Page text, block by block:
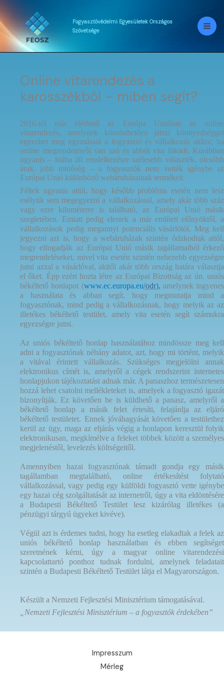
Skip
to
content
Fogyasztóvédelmi Egyesületek Országos
Szövetsége
Online vitarendezés a
karosszékből – miben segít?
2016-tól már elérhető az Európa Unióban az online
vitarendezés, amelynek köszönhetően játszi könnyedséggel
egyezhet meg egymással a fogyasztó és vállalkozás akkor, ha
online megrendelésről van szó és abból vita fakadt. Korábban
ugyanis – hiába áll rendelkezésre szélesebb választék, olcsóbb
árak, jobb minőség – a fogyasztók nem vették igénybe az
Európai Unió különböző webáruházainak termékeit.
Féltek ugyanis attól, hogy később probléma esetén nem lesz
esélyük sem megegyezni a vállalkozással, amely akár több száz
vagy ezer kilométerre is található, az Európai Unió másik
szegletében. Emiatt pedig elestek a már említett előnyöktől, a
vállalkozások pedig megannyi potenciális vásárlótól. Meg kell
jegyezni azt is, hogy a webáruházak szintén ódzkodtak attól,
hogy elfogadják az Európai Unió másik tagállamaiból érkező
megrendeléseket, mivel vita esetén szintén nehezebb egyezségre
jutni azzal a vásárlóval, akitől akár több ország határa választja
el őket. Épp ezért hozta létre az Európai Bizottság az ún. uniós
békéltető honlapot (www.ec.europa.eu/odr), amelynek ingyenes
a használata és abban segít, hogy megmutatja mind a
fogyasztónak, mind pedig a vállalkozásnak, hogy melyik az az
illetékes békéltető testület, amely vita esetén segít számukra
egyezségre jutni.
Az uniós békéltető honlap használatához mindössze meg kell
adni a fogyasztónak néhány adatot, azt, hogy mi történt, melyik
a vitával érintett vállalkozás. Szükséges megjelölni annak
elektronikus címét is, amelyről a cégek rendszerint internetes
honlapjukon tájékoztatást adnak már. A panaszhoz természetesen
hozzá lehet csatolni mellékleteket is, amelyek a fogyasztó igazát
bizonyítják. Ez követően be is küldhető a panasz, amelyről a
békéltető honlap a másik felet értesíti, felajánlja az eljáró
békéltető testületet. Ennek jóváhagyását követően a testülethez
kerül az ügy, maga az eljárás végig a honlapon keresztül folyik
elektronikusan, megkímélve a feleket többek között a személyes
megjelenéstől, levelezés költségeitől.
Amennyiben hazai fogyasztónak támadt gondja egy másik
tagállamban megtalálható, online értékesítést folytató
vállalkozással, vagy pedig egy külföldi fogyasztó vette igénybe
egy hazai cég szolgáltatását az internetről, úgy a vita eldöntésére
a Budapesti Békéltető Testület lesz kizárólag illetékes (a
pénzügyi tárgyú ügyeket kivéve).
Végül azt is érdemes tudni, hogy ha esetleg elakadtak a felek az
uniós békéltető honlap használatban és ebben segítséget
szeretnének kérni, úgy a magyar online vitarendezési
kapcsolattartó ponthoz tudnak fordulni, amelynek feladatait
szintén a Budapesti Békéltető Testület látja el Magyarországon.
Készült a Nemzeti Fejlesztési Minisztérium támogatásával.
„Nemzeti Fejlesztési Minisztérium – a fogyasztók érdekében”
Impresszum
Mérleg